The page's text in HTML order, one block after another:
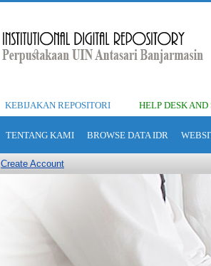
KEBIJAKAN REPOSITORI HELP DESK AND
TENTANG KAMI BROWSE DATA IDR
Create Account